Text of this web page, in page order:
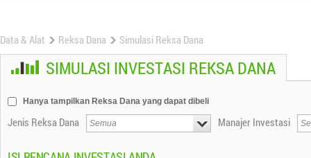
Data & Alat Reksa Dana Simulasi Reksa Dana
SIMULASI INVESTASI REKSA DANA
Hanya tampilkan Reksa Dana yang dapat dibeli
Jenis Reksa Dana Manajer Investasi